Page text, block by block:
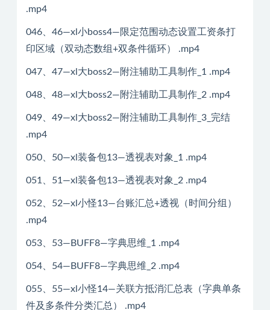
.mp4
046、46—xl小boss4—限定范围动态设置工资条打
印区域（双动态数组+双条件循环） .mp4
047、47—xl大boss2—附注辅助工具制作_1 .mp4
048、48—xl大boss2—附注辅助工具制作_2 .mp4
049、49—xl大boss2—附注辅助工具制作_3_完结
.mp4
050、50—xl装备包13—透视表对象_1 .mp4
051、51—xl装备包13—透视表对象_2 .mp4
052、52—xl小怪13—台账汇总+透视（时间分组）
.mp4
053、53—BUFF8—字典思维_1 .mp4
054、54—BUFF8—字典思维_2 .mp4
055、55—xl小怪14—关联方抵消汇总表（字典单条
件及多条件分类汇总） .mp4